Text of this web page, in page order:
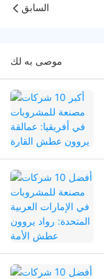
السابق
موصى به لك